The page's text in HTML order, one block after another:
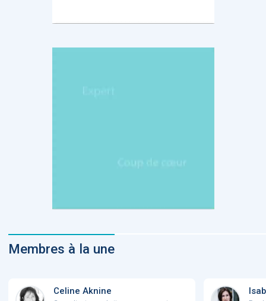
Membres à la une
Celine Aknine